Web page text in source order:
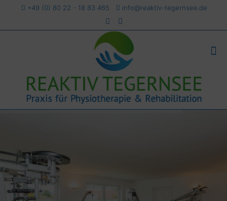
+49 (0) 80 22 - 18 83 465 info@reaktiv-tegernsee.de